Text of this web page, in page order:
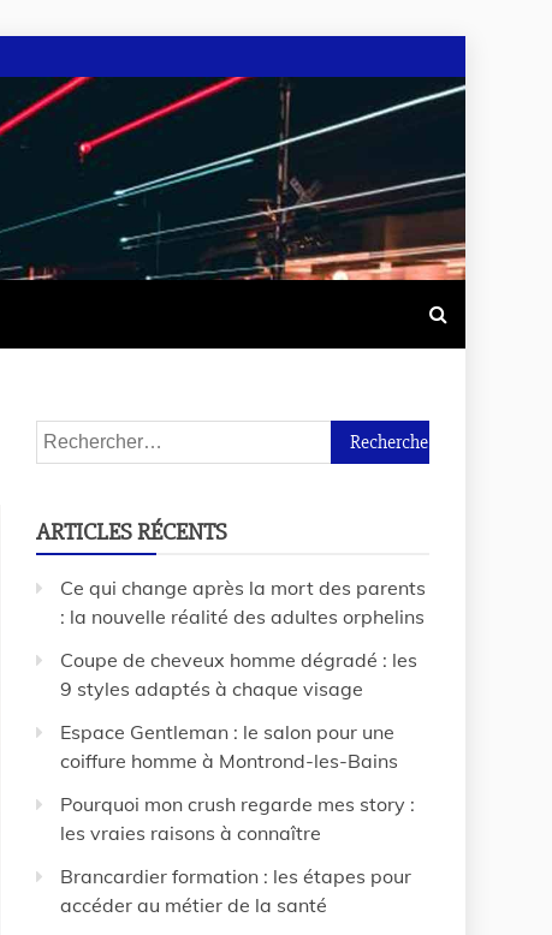
ARTICLES RÉCENTS
Ce qui change après la mort des parents
: la nouvelle réalité des adultes orphelins
Coupe de cheveux homme dégradé : les
9 styles adaptés à chaque visage
Espace Gentleman : le salon pour une
coiffure homme à Montrond-les-Bains
Pourquoi mon crush regarde mes story :
les vraies raisons à connaître
Brancardier formation : les étapes pour
accéder au métier de la santé